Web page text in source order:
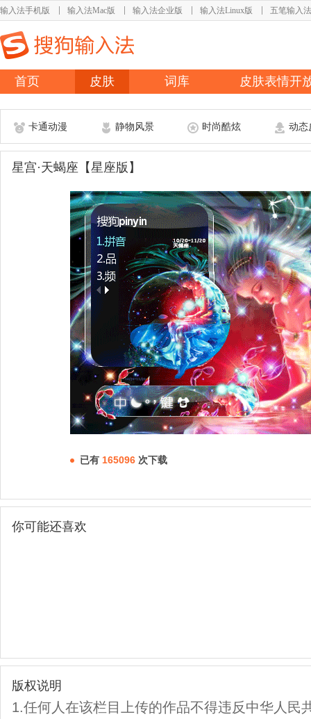
输入法手机版 输入法Mac版 输入法企业版 输入法Linux版 五笔输入法
首页 皮肤 词库 皮肤表情开
卡通动漫 静物风景 时尚酷炫 动态
星宫·天蝎座【星座版】
已有 165096 次下载
你可能还喜欢
版权说明
1.任何人在该栏目上传的作品不得违反中华人民